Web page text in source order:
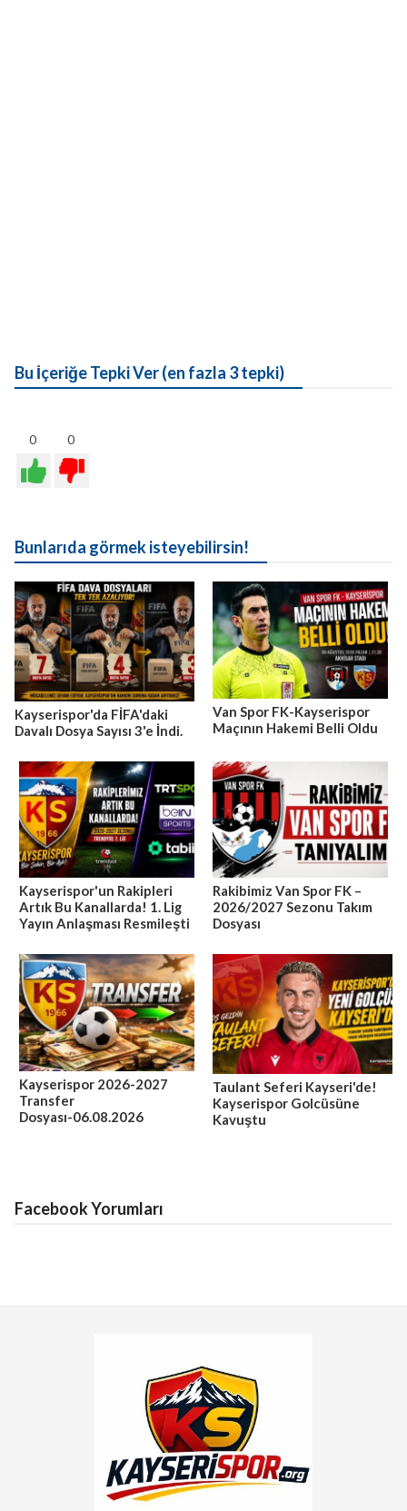
Bu İçeriğe Tepki Ver (en fazla 3 tepki)
0 0
Bunlarıda görmek isteyebilirsin!
Kayserispor'da FİFA'daki
Davalı Dosya Sayısı 3'e İndi.
Van Spor FK-Kayserispor
Maçının Hakemi Belli Oldu
Kayserispor'un Rakipleri
Artık Bu Kanallarda! 1. Lig
Yayın Anlaşması Resmileşti
Rakibimiz Van Spor FK –
2026/2027 Sezonu Takım
Dosyası
Kayserispor 2026-2027
Transfer
Dosyası-06.08.2026
Taulant Seferi Kayseri'de!
Kayserispor Golcüsüne
Kavuştu
Facebook Yorumları